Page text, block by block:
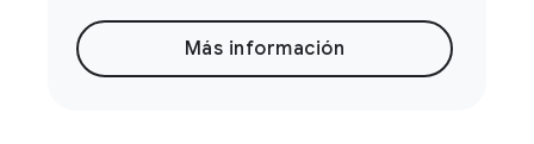
Más información